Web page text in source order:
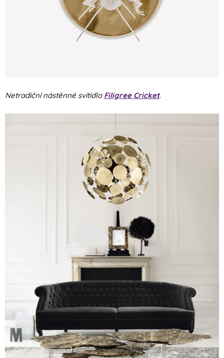
Netradiční nástěnné svítidlo Filigree Cricket.